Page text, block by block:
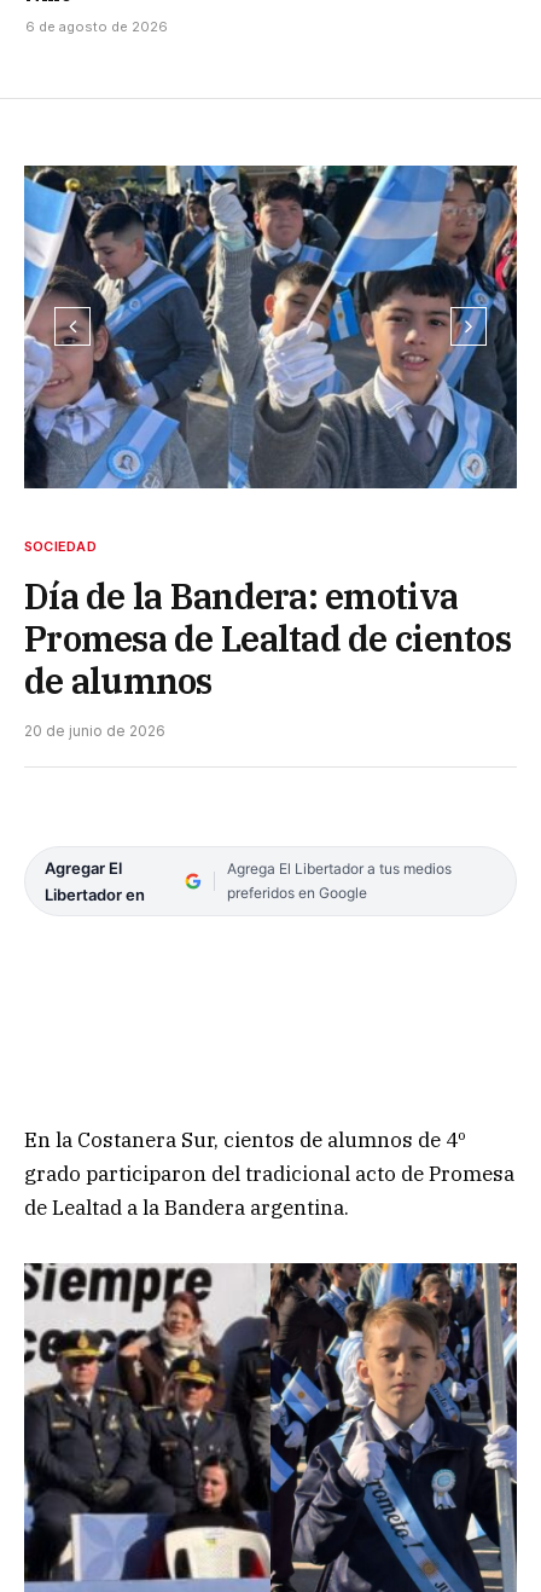
6 de agosto de 2026
SOCIEDAD
Día de la Bandera: emotiva
Promesa de Lealtad de cientos
de alumnos
20 de junio de 2026
Agregar El
Libertador en
Agrega El Libertador a tus medios
preferidos en Google
En la Costanera Sur, cientos de alumnos de 4º
grado participaron del tradicional acto de Promesa
de Lealtad a la Bandera argentina.